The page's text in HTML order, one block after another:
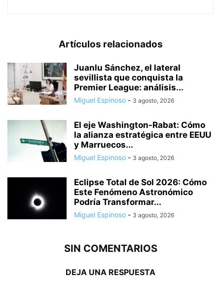
Artículos relacionados
Juanlu Sánchez, el lateral
sevillista que conquista la
Premier League: análisis...
Miguel Espinoso - 3 agosto, 2026
El eje Washington-Rabat: Cómo
la alianza estratégica entre EEUU
y Marruecos...
Miguel Espinoso - 3 agosto, 2026
Eclipse Total de Sol 2026: Cómo
Este Fenómeno Astronómico
Podría Transformar...
Miguel Espinoso - 3 agosto, 2026
SIN COMENTARIOS
DEJA UNA RESPUESTA